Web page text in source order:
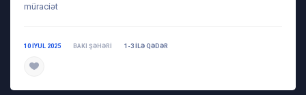
müraciət
10 IYUL 2025 BAKI ŞƏHƏRI 1-3 ILƏ QƏDƏR